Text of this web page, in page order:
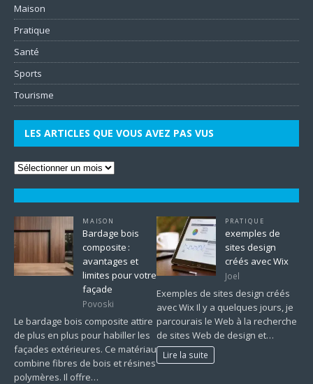
Maison
Pratique
Santé
Sports
Tourisme
LES ARTICLES QUE VOUS AVEZ PAS VUS
MAISON
Bardage bois
composite :
avantages et
limites pour votre
façade
Povoski
Le bardage bois composite attire
de plus en plus pour habiller les
façades extérieures. Ce matériau
combine fibres de bois et résines
polymères. Il offre…
PRATIQUE
exemples de
sites design
créés avec Wix
Joel
Exemples de sites design créés
avec Wix Il y a quelques jours, je
parcourais le Web à la recherche
de sites Web de design et…
Lire la suite